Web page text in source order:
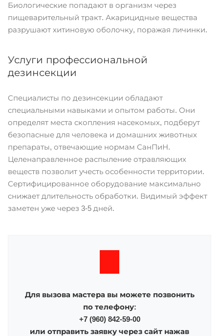
Биологические попадают в организм через
пищеварительный тракт. Акарицидные вещества
разрушают хитиновую оболочку, поражая личинки.
Услуги профессиональной
дезинсекции
Специалисты по дезинсекции обладают
специальными навыками и опытом работы. Они
определят места скопления насекомых, подберут
безопасные для человека и домашних животных
препараты, отвечающие нормам СанПиН.
Целенаправленное распыление отравляющих
веществ позволит учесть особенности территории.
Сертифицированное оборудование максимально
снижает длительность обработки. Видимый эффект
заметен уже через 3-5 дней.
Для вызова мастера вы можете позвонить
по телефону:
+7 (960) 842-59-00
или отправить заявку через сайт нажав